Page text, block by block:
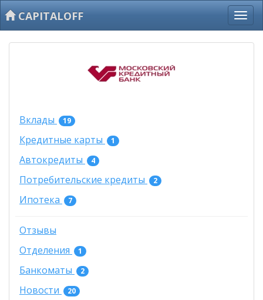
CAPITALOFF
Вклады 19
Кредитные карты 1
Автокредиты 4
Потребительские кредиты 2
Ипотека 7
Отзывы
Отделения
1
Банкоматы 2
Новости 20